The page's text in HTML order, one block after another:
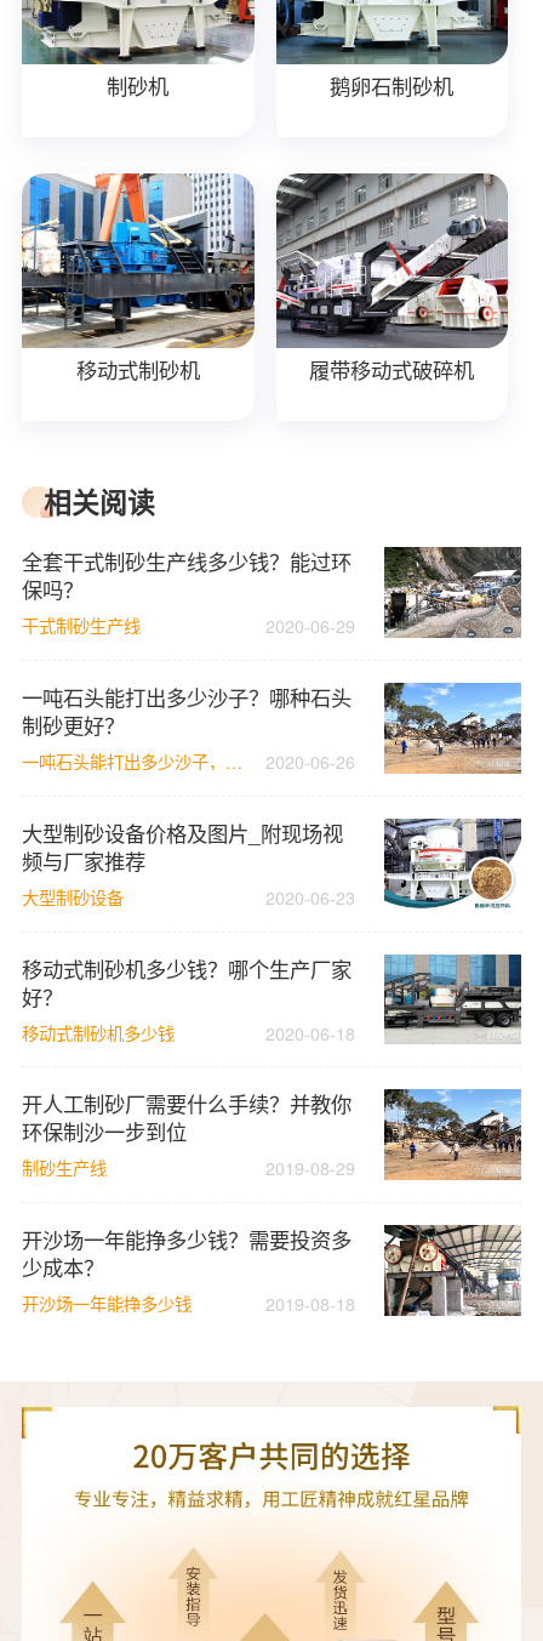
制砂机 鹅卵石制砂机
移动式制砂机 履带移动式破碎机
相关阅读
全套干式制砂生产线多少钱？能过环
保吗？
干式制砂生产线 2020-06-29
一吨石头能打出多少沙子？哪种石头
制砂更好？
一吨石头能打出多少沙子，石头制砂 2020-06-26
大型制砂设备价格及图片_附现场视
频与厂家推荐
大型制砂设备 2020-06-23
移动式制砂机多少钱？哪个生产厂家
好？
移动式制砂机多少钱 2020-06-18
开人工制砂厂需要什么手续？并教你
环保制沙一步到位
制砂生产线 2019-08-29
开沙场一年能挣多少钱？需要投资多
少成本？
开沙场一年能挣多少钱 2019-08-18